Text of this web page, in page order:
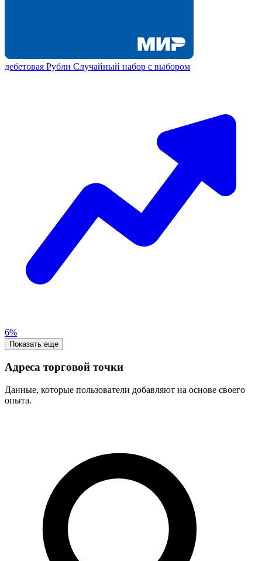
дебетовая Рубли Случайный набор с выбором
6%
Показать еще
Адреса торговой точки
Данные, которые пользователи добавляют на основе своего
опыта.